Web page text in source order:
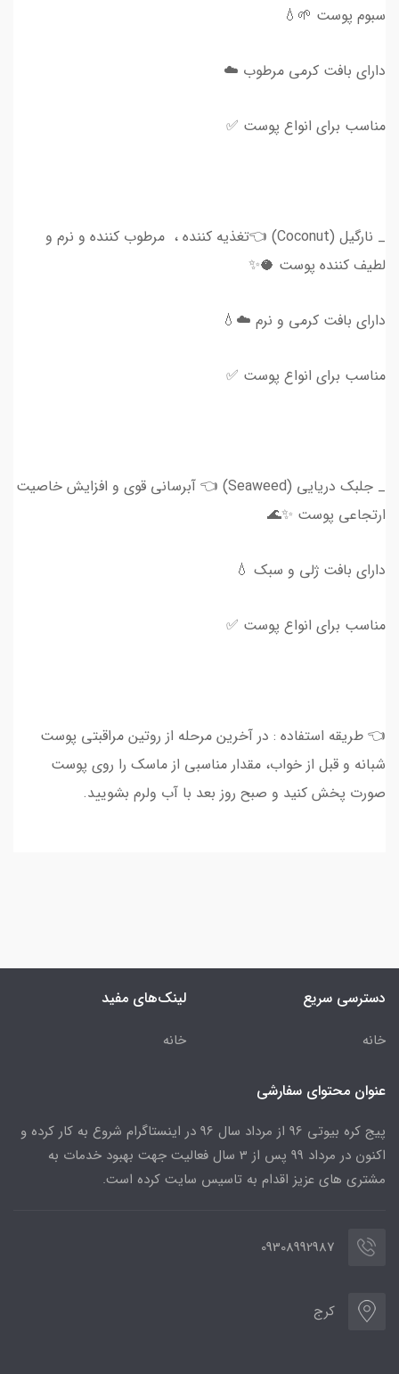
سبوم پوست 🌱💧
دارای بافت کرمی مرطوب ☁️
مناسب برای انواع پوست ✅
_ نارگیل (Coconut) 👈تغذیه کننده ، مرطوب کننده و نرم و
لطیف کننده پوست 🥥✨
دارای بافت کرمی و نرم ☁️💧
مناسب برای انواع پوست ✅
_ جلبک دریایی (Seaweed) 👈 آبرسانی قوی و افزایش خاصیت
ارتجاعی پوست ✨🌊
دارای بافت ژلی و سبک 💧
مناسب برای انواع پوست ✅
👈 طریقه استفاده : در آخرین مرحله از روتین مراقبتی پوست
شبانه و قبل از خواب، مقدار مناسبی از ماسک را روی پوست
صورت پخش کنید و صبح روز بعد با آب ولرم بشویید.
دسترسی سریع
خانه
لینک‌های مفید
خانه
عنوان محتوای سفارشی
پیج کره بیوتی 96 از مرداد سال 96 در اینستاگرام شروع به کار کرده و
اکنون در مرداد 99 پس از 3 سال فعالیت جهت بهبود خدمات به
مشتری های عزیز اقدام به تاسیس سایت کرده است.
09308992987
کرج